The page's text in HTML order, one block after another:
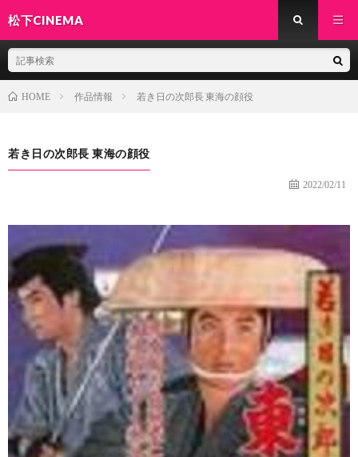
松下CINEMA
HOME 作品情報 若き日の次郎長 東海の顔役
若き日の次郎長 東海の顔役
2022/02/11